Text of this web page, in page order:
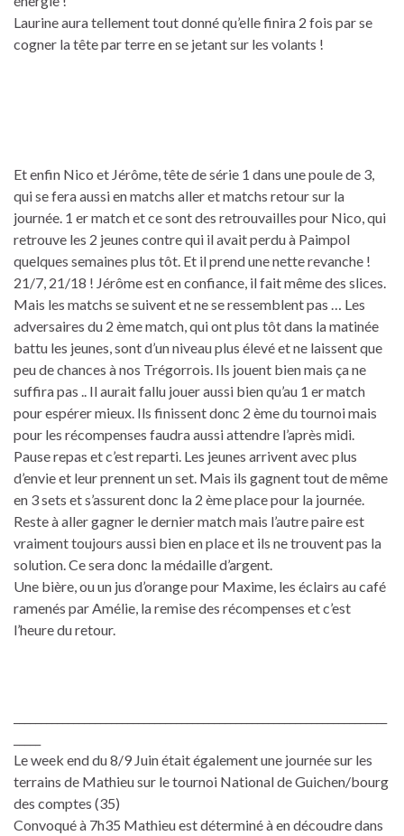
Laurine aura tellement tout donné qu’elle finira 2 fois par se
cogner la tête par terre en se jetant sur les volants !
Et enfin Nico et Jérôme, tête de série 1 dans une poule de 3,
qui se fera aussi en matchs aller et matchs retour sur la
journée. 1 er match et ce sont des retrouvailles pour Nico, qui
retrouve les 2 jeunes contre qui il avait perdu à Paimpol
quelques semaines plus tôt. Et il prend une nette revanche !
21/7, 21/18 ! Jérôme est en confiance, il fait même des slices.
Mais les matchs se suivent et ne se ressemblent pas … Les
adversaires du 2 ème match, qui ont plus tôt dans la matinée
battu les jeunes, sont d’un niveau plus élevé et ne laissent que
peu de chances à nos Trégorrois. Ils jouent bien mais ça ne
suffira pas .. Il aurait fallu jouer aussi bien qu’au 1 er match
pour espérer mieux. Ils finissent donc 2 ème du tournoi mais
pour les récompenses faudra aussi attendre l’après midi.
Pause repas et c’est reparti. Les jeunes arrivent avec plus
d’envie et leur prennent un set. Mais ils gagnent tout de même
en 3 sets et s’assurent donc la 2 ème place pour la journée.
Reste à aller gagner le dernier match mais l’autre paire est
vraiment toujours aussi bien en place et ils ne trouvent pas la
solution. Ce sera donc la médaille d’argent.
Une bière, ou un jus d’orange pour Maxime, les éclairs au café
ramenés par Amélie, la remise des récompenses et c’est
l’heure du retour.
Le week end du 8/9 Juin était également une journée sur les
terrains de Mathieu sur le tournoi National de Guichen/bourg
des comptes (35)
Convoqué à 7h35 Mathieu est déterminé à en découdre dans